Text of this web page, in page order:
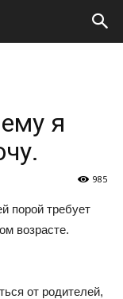
я
985
порой требует
возрасте.
от родителей,